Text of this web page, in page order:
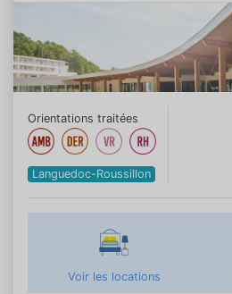
Orientations traitées
Languedoc-Roussillon
Voir les locations